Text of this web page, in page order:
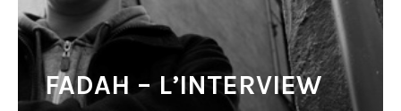
FADAH – L’INTERVIEW